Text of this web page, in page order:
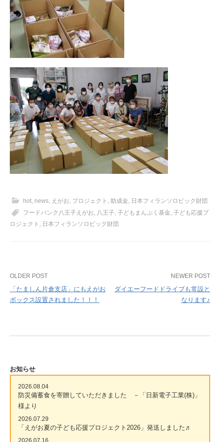
hot, news, えがお, プロジェクト , 助成金, 日本フィランソロピック財団
フードバンク八王子えがお, 八王子, 子どもまんぷく基金, 子ども応援プ
ロジェクト
日本フィランソロピック財団
Post
navigation
OLDER POST
「たましん片倉支店」にもえがお
ボックス設置されました！！！
NEWER POST
ダイエーフードドライブも常設と
なります♪
お知らせ
2026.08.04
防災備蓄食を寄贈していただきました －「日新電子工業(株)」
様より
2026.07.29
「えがお夏の子ども応援プロジェクト2026」発送しました♬
2026.07.16